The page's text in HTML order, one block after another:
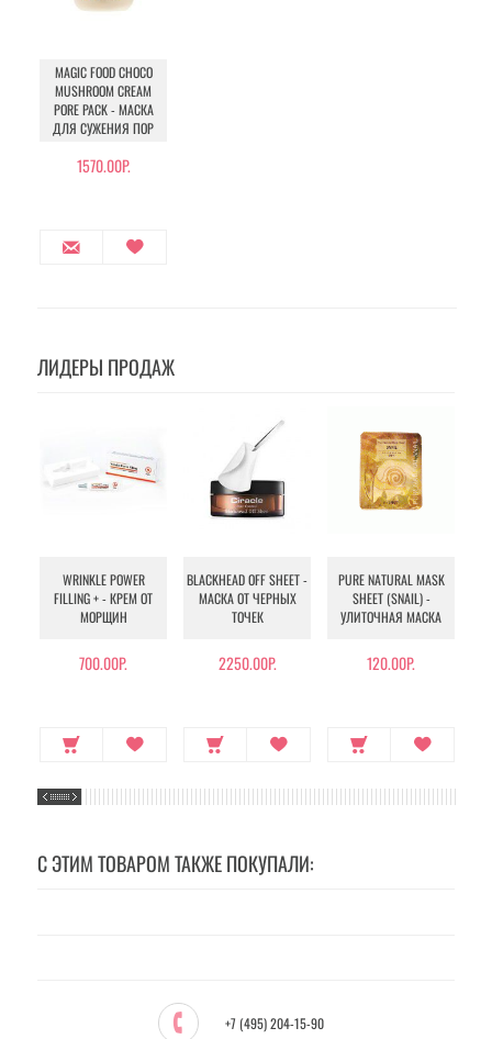
MAGIC FOOD CHOCO
MUSHROOM CREAM
PORE PACK - МАСКА
ДЛЯ СУЖЕНИЯ ПОР
1570.00Р.
ЛИДЕРЫ ПРОДАЖ
WRINKLE POWER
FILLING + - КРЕМ ОТ
МОРЩИН
700.00Р.
BLACKHEAD OFF SHEET -
МАСКА ОТ ЧЕРНЫХ
ТОЧЕК
2250.00Р.
PURE NATURAL MASK
SHEET (SNAIL) -
УЛИТОЧНАЯ МАСКА
120.00Р.
С ЭТИМ ТОВАРОМ ТАКЖЕ ПОКУПАЛИ:
+7 (495) 204-15-90